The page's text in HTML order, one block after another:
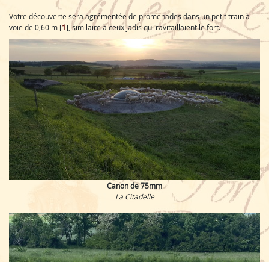
Votre découverte sera agrémentée de promenades dans un petit train à
voie de 0,60 m [1] , similaire à ceux jadis qui ravitaillaient le fort.
Canon de 75mm
La Citadelle